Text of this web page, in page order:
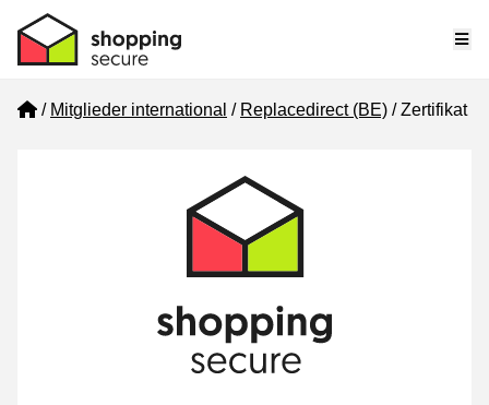
Home
Mitglieder international Replacedirect (BE) Zertifikat